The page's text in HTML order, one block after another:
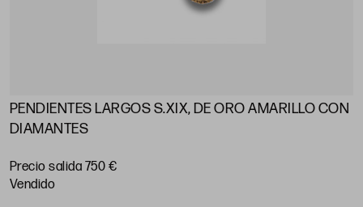
PENDIENTES LARGOS S.XIX, DE ORO AMARILLO CON
DIAMANTES
Precio salida 750 €
vendido